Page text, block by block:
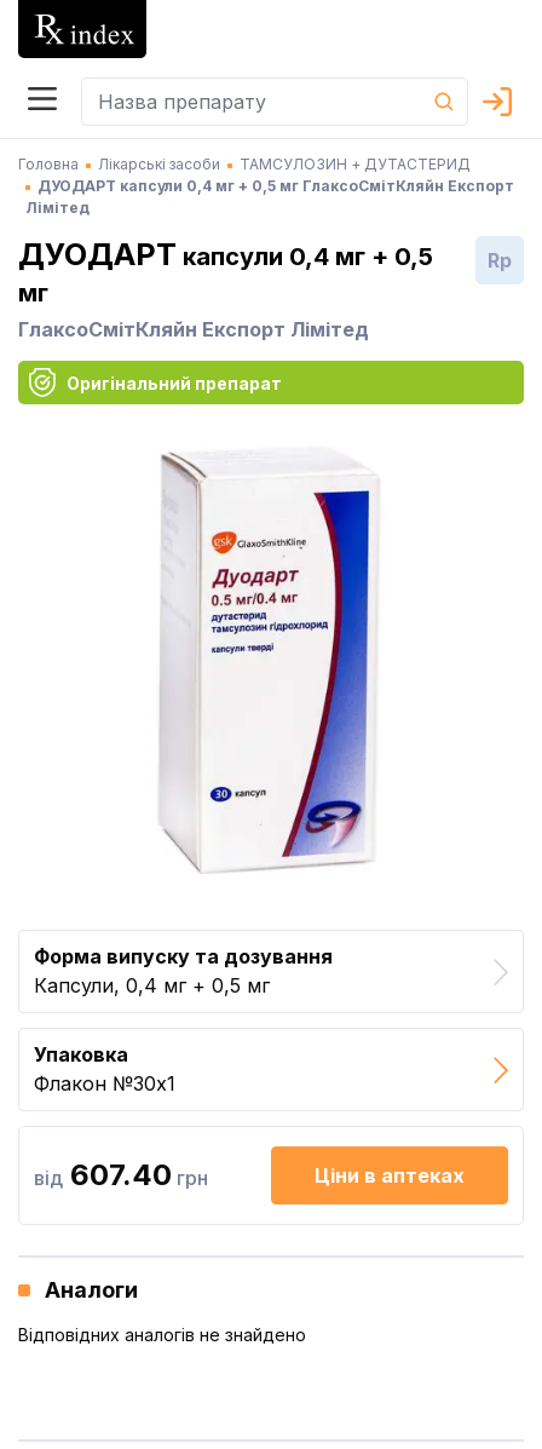
Головна Лікарські засоби
ТАМСУЛОЗИН + ДУТАСТЕРИД
ДУОДАРТ капсули 0,4 мг + 0,5 мг ГлаксоСмітКляйн Експорт
Лімітед
ДУОДАРТ капсули 0,4 мг + 0,5
мг
ГлаксоСмітКляйн Експорт Лімітед
Rp
Оригінальний препарат
Форма випуску та дозування
Капсули, 0,4 мг + 0,5 мг
Упаковка
Флакон №30x1
від 607.40 грн Ціни в аптеках
Аналоги
Відповідних аналогів не знайдено